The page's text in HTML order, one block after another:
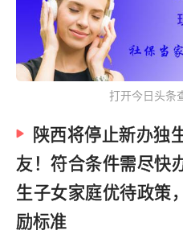
打开今日头条
陕西将停止新办独
友！符合条件需尽快
生子女家庭优待政策
励标准